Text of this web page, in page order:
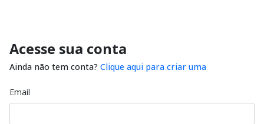
Acesse sua conta
Ainda não tem conta? Clique aqui para criar uma
Email